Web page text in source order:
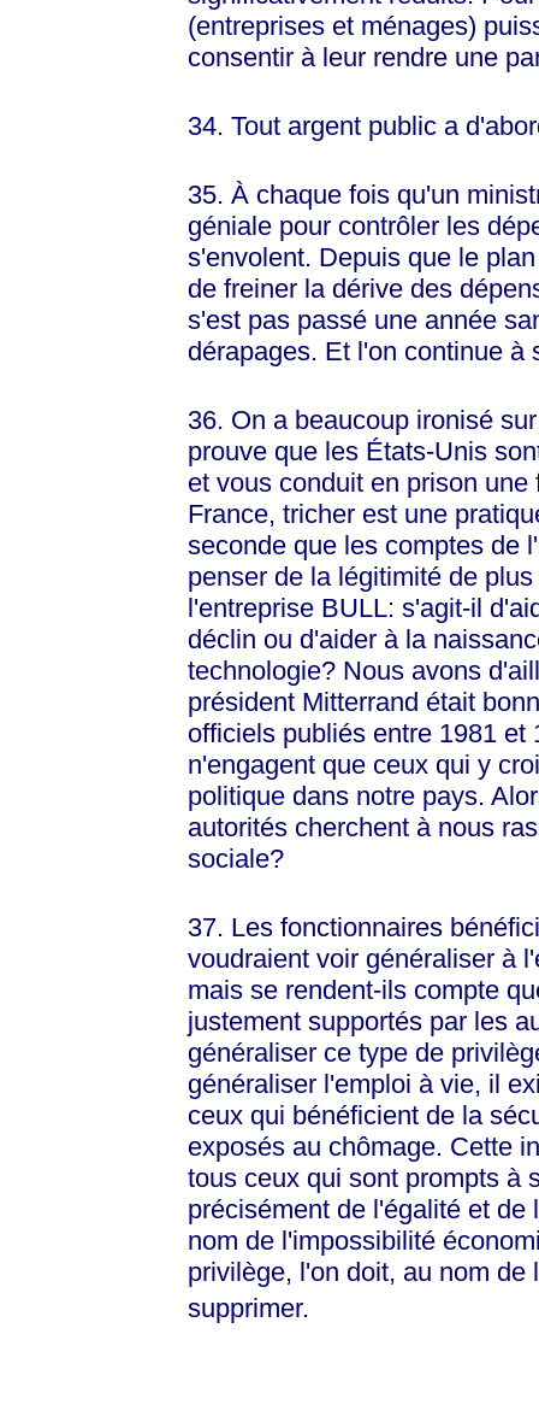
(entreprises et ménages)
consentir à leur rendre une
34. Tout argent public a
35. À chaque fois qu'un
géniale pour contrôler les
s'envolent. Depuis que le
de freiner la dérive des
s'est pas passé une année
dérapages. Et l'on continue à
36. On a beaucoup ironisé
prouve que les États-Unis
et vous conduit en prison
France, tricher est une
seconde que les comptes de
penser de la légitimité de
l'entreprise BULL: s'agit-il
déclin ou d'aider à la
technologie? Nous avons
président Mitterrand était
officiels publiés entre 1981
n'engagent que ceux qui y
politique dans notre pays.
autorités cherchent à nous
sociale?
37. Les fonctionnaires
voudraient voir généraliser à
mais se rendent-ils compte
justement supportés par les
généraliser ce type de
généraliser l'emploi à vie, il
ceux qui bénéficient de la
exposés au chômage. Cette
tous ceux qui sont prompts à
précisément de l'égalité et
nom de l'impossibilité
privilège, l'on doit, au nom
supprimer.